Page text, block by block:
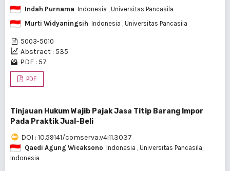
Indah Purnama Indonesia , Universitas Pancasila
Murti Widyaningsih Indonesia , Universitas Pancasila
5003-5010
Abstract : 535
PDF : 57
PDF
Tinjauan Hukum Wajib Pajak Jasa Titip Barang Impor
Pada Praktik Jual-Beli
DOI : 10.59141/comserva.v4i11.3037
Qaedi Agung Wicaksono Indonesia , Universitas Pancasila,
Indonesia